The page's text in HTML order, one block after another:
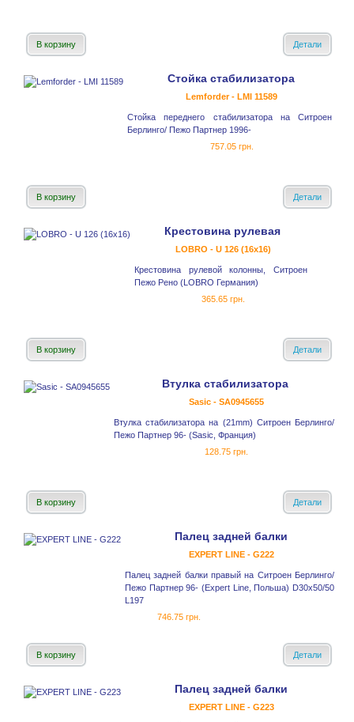
В корзину Детали
Стойка стабилизатора
Lemforder - LMI 11589
Стойка переднего стабилизатора на Ситроен
Берлинго/ Пежо Партнер 1996-
757.05 грн.
В корзину Детали
Крестовина рулевая
LOBRO - U 126 (16x16)
Крестовина рулевой колонны, Ситроен
Пежо Рено (LOBRO Германия)
365.65 грн.
В корзину Детали
Втулка стабилизатора
Sasic - SA0945655
Втулка стабилизатора на (21mm) Ситроен Берлинго/
Пежо Партнер 96- (Sasic, Франция)
128.75 грн.
В корзину Детали
Палец задней балки
EXPERT LINE - G222
Палец задней балки правый на Ситроен Берлинго/
Пежо Партнер 96- (Expert Line, Польша) D30x50/50
L197
746.75 грн.
В корзину Детали
Палец задней балки
EXPERT LINE - G223